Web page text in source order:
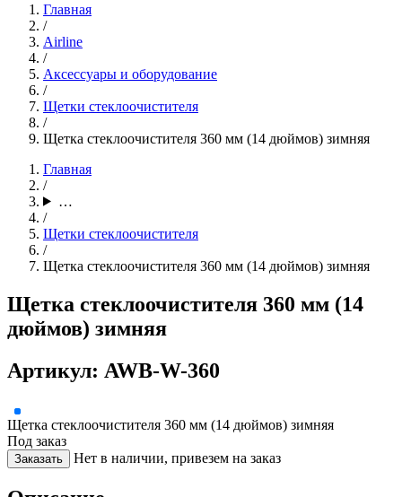
Главная
/
Airline
/
Аксессуары и оборудование
/
Щетки стеклоочистителя
/
Щетка стеклоочистителя 360 мм (14 дюймов) зимняя
Главная
/
…
/
Щетки стеклоочистителя
/
Щетка стеклоочистителя 360 мм (14 дюймов) зимняя
Щетка стеклоочистителя 360 мм (14
дюймов) зимняя
Артикул: AWB-W-360
Щетка стеклоочистителя 360 мм (14 дюймов) зимняя
Под заказ
Заказать Нет в наличии, привезем на заказ